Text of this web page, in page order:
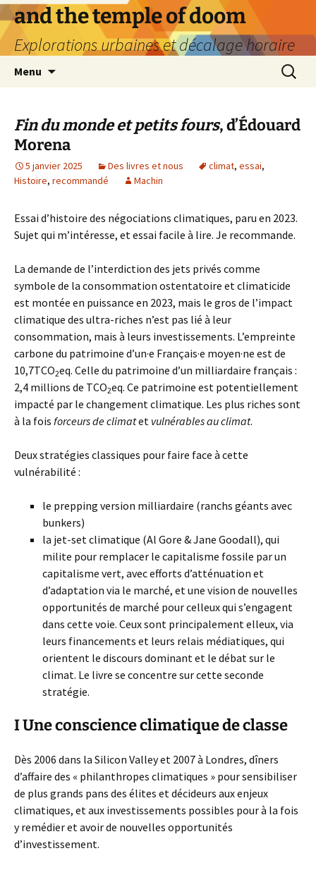
Aller
au
contenu
and the temple of doom
Explorations urbaines et décalage horaire
Menu
Fin du monde et petits fours, d’Édouard
Morena
5 janvier 2025 Des livres et nous climat, essai,
Histoire, recommandé Machin
Essai d’histoire des négociations climatiques, paru en 2023.
Sujet qui m’intéresse, et essai facile à lire. Je recommande.
La demande de l’interdiction des jets privés comme
symbole de la consommation ostentatoire et climaticide
est montée en puissance en 2023, mais le gros de l’impact
climatique des ultra-riches n’est pas lié à leur
consommation, mais à leurs investissements. L’empreinte
carbone du patrimoine d’un·e Français·e moyen·ne est de
10,7TCO2eq. Celle du patrimoine d’un milliardaire français :
2,4 millions de TCO2eq. Ce patrimoine est potentiellement
impacté par le changement climatique. Les plus riches sont
à la fois forceurs de climatet vulnérables au climat.
Deux stratégies classiques pour faire face à cette
vulnérabilité :
le prepping version milliardaire (ranchs géants avec
bunkers)
la jet-set climatique (Al Gore & Jane Goodall), qui
milite pour remplacer le capitalisme fossile par un
capitalisme vert, avec efforts d’atténuation et
d’adaptation via le marché, et une vision de nouvelles
opportunités de marché pour celleux qui s’engagent
dans cette voie. Ceux sont principalement elleux, via
leurs financements et leurs relais médiatiques, qui
orientent le discours dominant et le débat sur le
climat. Le livre se concentre sur cette seconde
stratégie.
I Une conscience climatique de classe
Dès 2006 dans la Silicon Valley et 2007 à Londres, dîners
d’affaire des « philanthropes climatiques » pour sensibiliser
de plus grands pans des élites et décideurs aux enjeux
climatiques, et aux investissements possibles pour à la fois
y remédier et avoir de nouvelles opportunités
d’investissement.